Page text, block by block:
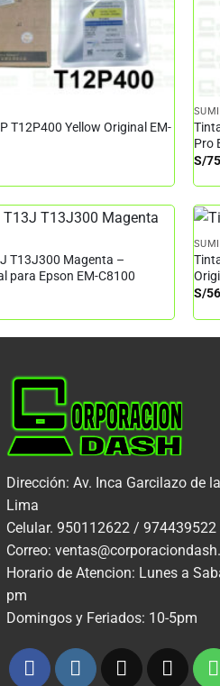
T12P400 Yellow Original EM-
Pro
S/
T13J300 Magenta –
para Epson EM-C8100
S/
Dirección: Av. Inca Garcilazo de
Lima
Celular. 950112622 / 974439522
Correo:
Horario de Atencion: Lunes a
pm
Domingos y Feriados: 10-5pm